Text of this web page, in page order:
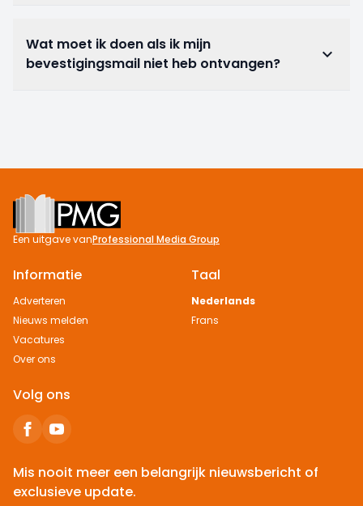
Wat moet ik doen als ik mijn
bevestigingsmail niet heb ontvangen?
keyboard_arrow_down
Footer
Een uitgave vanProfessional Media Group
Informatie
Adverteren
Nieuws melden
Vacatures
Over ons
Taal
Nederlands
Frans
Volg ons
Mis nooit meer een belangrijk nieuwsbericht of
exclusieve update.